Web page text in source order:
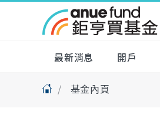
最新消息 開戶
基金內頁